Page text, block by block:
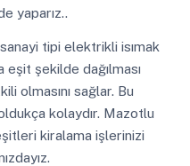
yaparız..
tipi elektrikli isımak
eşit şekilde dağılması
olmasını sağlar. Bu
oldukça kolaydır. Mazotlu
kiralama işlerinizi